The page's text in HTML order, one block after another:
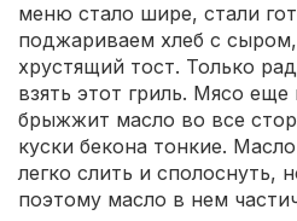
меню стало шире, стали
поджариваем хлеб с сыром,
хрустящий тост. Только
взять этот гриль. Мясо еще
брыжжит масло во все
куски бекона тонкие.
легко слить и сполоснуть,
поэтому масло в нем